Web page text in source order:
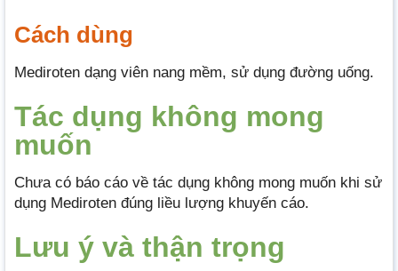
Cách dùng
Mediroten dạng viên nang mềm, sử dụng đường uống.
Tác dụng không mong
muốn
Chưa có báo cáo về tác dụng không mong muốn khi sử
dụng Mediroten đúng liều lượng khuyến cáo.
Lưu ý và thận trọng